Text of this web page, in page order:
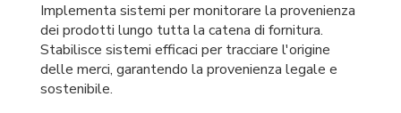
Implementa sistemi per monitorare la provenienza
dei prodotti lungo tutta la catena di fornitura.
Stabilisce sistemi efficaci per tracciare l'origine
delle merci, garantendo la provenienza legale e
sostenibile.